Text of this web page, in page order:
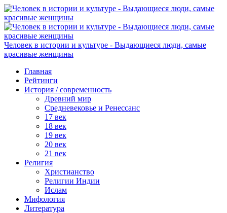
Человек в истории и культуре - Выдающиеся люди, самые
красивые женщины
Главная
Рейтинги
История / современность
Древний мир
Средневековье и Ренессанс
17 век
18 век
19 век
20 век
21 век
Религия
Христианство
Религии Индии
Ислам
Мифология
Литература